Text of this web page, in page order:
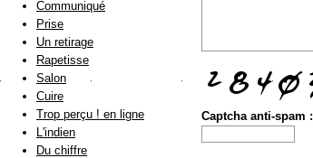
Captcha anti-spam :
Communiqué
Prise
Un retirage
Rapetisse
Salon
Cuire
Trop perçu ! en ligne
L'indien
Du chiffre